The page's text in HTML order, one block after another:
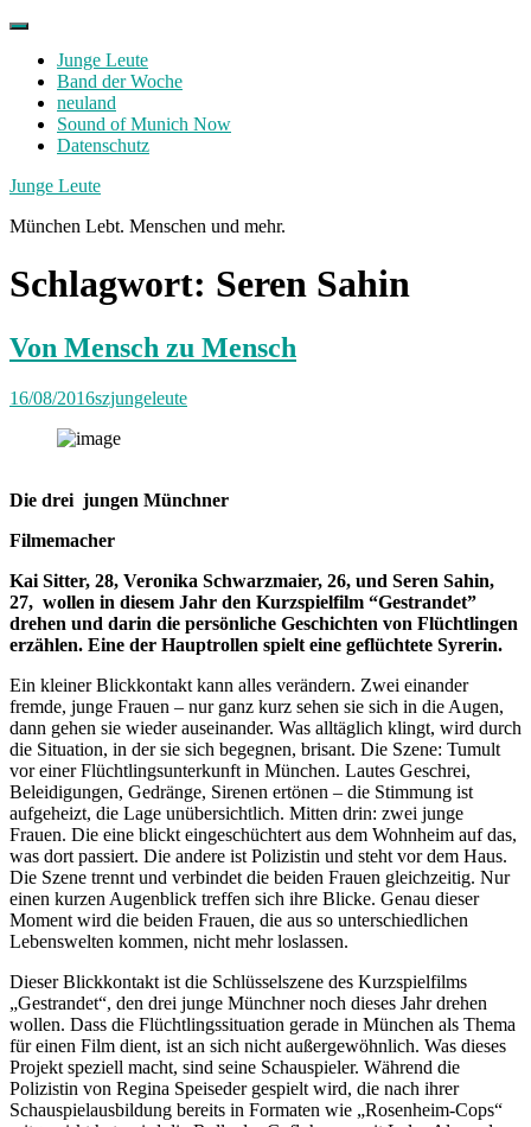
Skip
contentJunge Leute
Band der Woche
neuland
Sound of Munich Now
Datenschutz
Facebook
Twitter
Instagram
Junge Leute
München Lebt. Menschen und mehr.
Schlagwort: Seren Sahin
Von Mensch zu Mensch
16/08/2016szjungeleute
Die drei jungen Münchner
Filmemacher
Kai Sitter, 28, Veronika Schwarzmaier, 26, und Seren Sahin,
27, wollen in diesem Jahr den Kurzspielfilm “Gestrandet”
drehen und darin die persönliche Geschichten von Flüchtlingen
erzählen. Eine der Hauptrollen spielt eine geflüchtete Syrerin.
Ein kleiner Blickkontakt kann alles verändern. Zwei einander
fremde, junge Frauen – nur ganz kurz sehen sie sich in die Augen,
dann gehen sie wieder auseinander. Was alltäglich klingt, wird durch
die Situation, in der sie sich begegnen, brisant. Die Szene: Tumult
vor einer Flüchtlingsunterkunft in München. Lautes Geschrei,
Beleidigungen, Gedränge, Sirenen ertönen – die Stimmung ist
aufgeheizt, die Lage unübersichtlich. Mitten drin: zwei junge
Frauen. Die eine blickt eingeschüchtert aus dem Wohnheim auf das,
was dort passiert. Die andere ist Polizistin und steht vor dem Haus.
Die Szene trennt und verbindet die beiden Frauen gleichzeitig. Nur
einen kurzen Augenblick treffen sich ihre Blicke. Genau dieser
Moment wird die beiden Frauen, die aus so unterschiedlichen
Lebenswelten kommen, nicht mehr loslassen.
Dieser Blickkontakt ist die Schlüsselszene des Kurzspielfilms
„Gestrandet“, den drei junge Münchner noch dieses Jahr drehen
wollen. Dass die Flüchtlingssituation gerade in München als Thema
für einen Film dient, ist an sich nicht außergewöhnlich. Was dieses
Projekt speziell macht, sind seine Schauspieler. Während die
Polizistin von Regina Speiseder gespielt wird, die nach ihrer
Schauspielausbildung bereits in Formaten wie „Rosenheim-Cops“